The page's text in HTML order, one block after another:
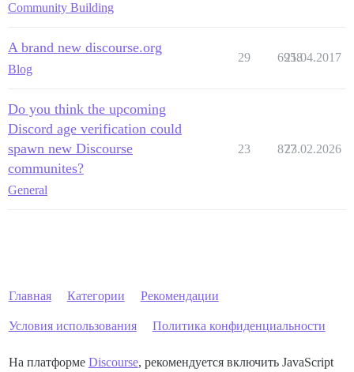
Community Building
A brand new discourse.org
Blog
29 6958
21.04.2017
Do you think the upcoming
Discord age verification could
spawn new Discourse
communites?
General
23 877
23.02.2026
Главная Категории Рекомендации
Условия использования Политика конфиденциальности
На платформе Discourse, рекомендуется включить JavaScript